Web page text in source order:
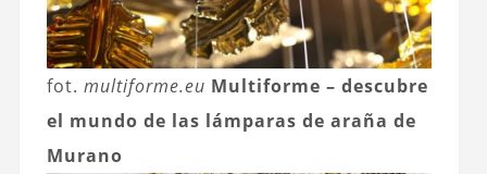
fot. multiforme.eu Multiforme – descubre
el mundo de las lámparas de araña de
Murano